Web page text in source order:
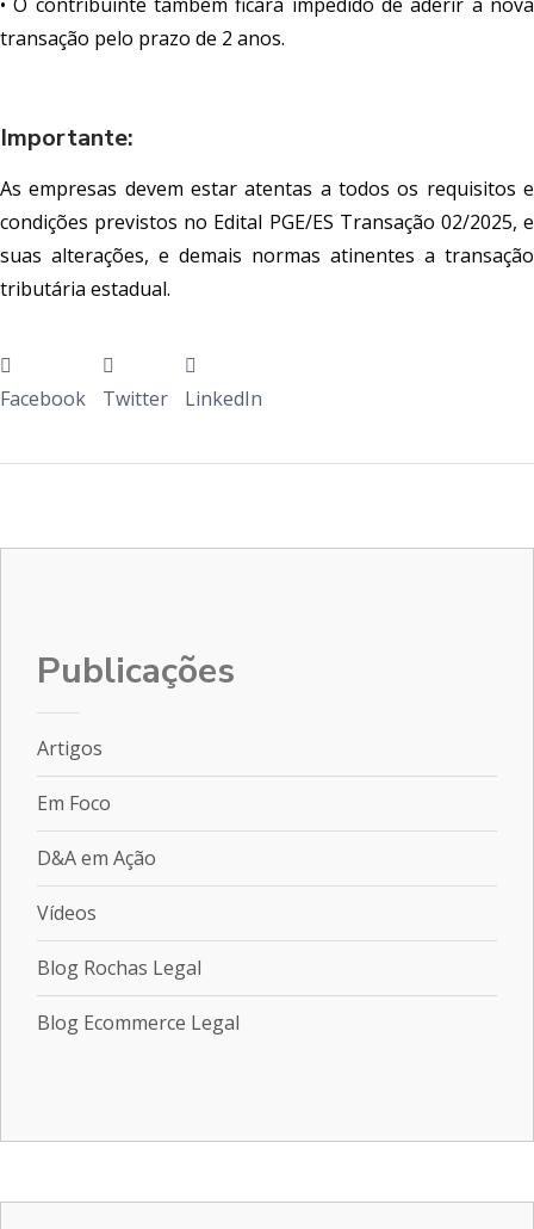
transação pelo prazo de 2 anos.
Importante:
As empresas devem estar atentas a todos os requisitos e
condições previstos no Edital PGE/ES Transação 02/2025, e
suas alterações, e demais normas atinentes a transação
tributária estadual.
Facebook Twitter LinkedIn
Publicações
Artigos
Em Foco
D&A em Ação
Vídeos
Blog Rochas Legal
Blog Ecommerce Legal